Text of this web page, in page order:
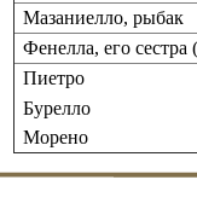
Мазаниелло, рыбак
Фенелла, его сестра
Пиетро
Бурелло
Морено